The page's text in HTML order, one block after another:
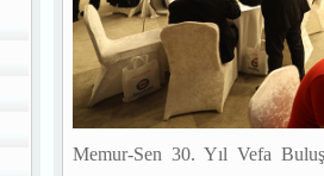
Memur-Sen 30. Yıl Vefa